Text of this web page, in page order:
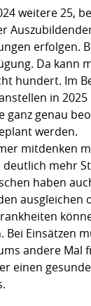
weitere 25,
erfolgen.
Da kann
hundert. Im
in
ganz genau
werden.
mitdenken
mehr
haben
ausgleichen
Einsätzen
andere Mal
einen